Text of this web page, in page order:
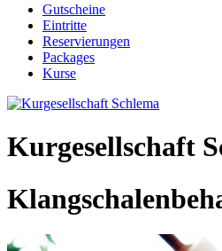
Gutscheine
Eintritte
Reservierungen
Packages
Kurse
Kurgesellschaft